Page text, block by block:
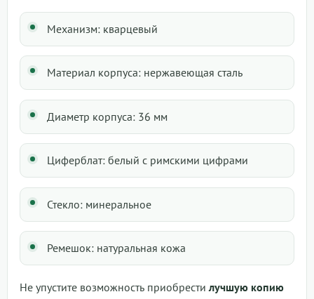
Механизм: кварцевый
Материал корпуса: нержавеющая сталь
Диаметр корпуса: 36 мм
Циферблат: белый с римскими цифрами
Стекло: минеральное
Ремешок: натуральная кожа
Не упустите возможность приобрестилучшую копию